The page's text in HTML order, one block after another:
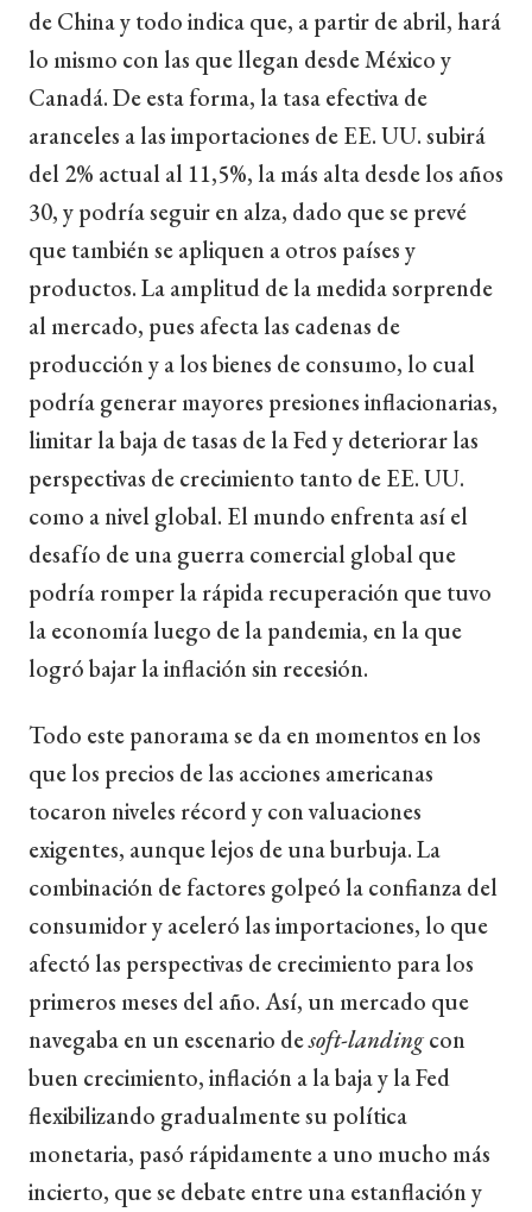
de China y todo indica que, a partir de abril, hará
lo mismo con las que llegan desde México y
Canadá. De esta forma, la tasa efectiva de
aranceles a las importaciones de EE. UU. subirá
del 2% actual al 11,5%, la más alta desde los años
30, y podría seguir en alza, dado que se prevé
que también se apliquen a otros países y
productos. La amplitud de la medida sorprende
al mercado, pues afecta las cadenas de
producción y a los bienes de consumo, lo cual
podría generar mayores presiones inflacionarias,
limitar la baja de tasas de la Fed y deteriorar las
perspectivas de crecimiento tanto de EE. UU.
como a nivel global. El mundo enfrenta así el
desafío de una guerra comercial global que
podría romper la rápida recuperación que tuvo
la economía luego de la pandemia, en la que
logró bajar la inflación sin recesión.
Todo este panorama se da en momentos en los
que los precios de las acciones americanas
tocaron niveles récord y con valuaciones
exigentes, aunque lejos de una burbuja. La
combinación de factores golpeó la confianza del
consumidor y aceleró las importaciones, lo que
afectó las perspectivas de crecimiento para los
primeros meses del año. Así, un mercado que
navegaba en un escenario desoft-landingcon
buen crecimiento, inflación a la baja y la Fed
flexibilizando gradualmente su política
monetaria, pasó rápidamente a uno mucho más
incierto, que se debate entre una estanflación y